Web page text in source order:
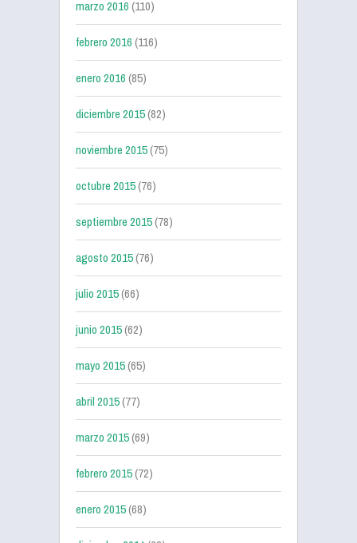
marzo 2016(110)
febrero 2016(116)
enero 2016(85)
diciembre 2015(82)
noviembre 2015(75)
octubre 2015(76)
septiembre 2015(78)
agosto 2015(76)
julio 2015(66)
junio 2015(62)
mayo 2015(65)
abril 2015(77)
marzo 2015(69)
febrero 2015(72)
enero 2015(68)